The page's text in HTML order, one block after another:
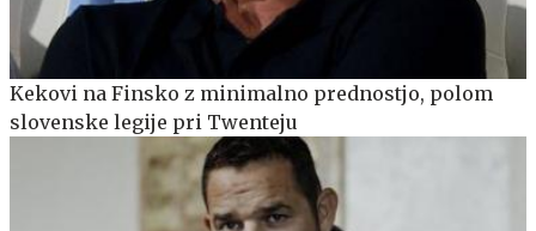
Kekovi na Finsko z minimalno prednostjo, polom
slovenske legije pri Twenteju